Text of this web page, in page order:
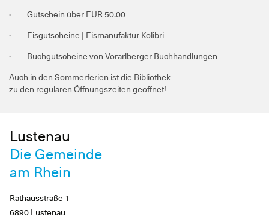
· Gutschein über EUR 50.00
· Eisgutscheine | Eismanufaktur Kolibri
· Buchgutscheine von Vorarlberger Buchhandlungen
Auch in den Sommerferien ist die Bibliothek
zu den regulären Öffnungszeiten geöffnet!
Lustenau
Die Gemeinde
am Rhein
Rathausstraße 1
6890 Lustenau